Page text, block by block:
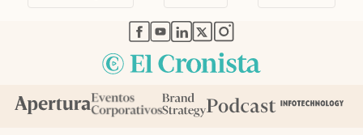
abre en nueva pestaña
abre en nueva pestaña
abre en nueva pestaña
abre en nueva pestaña
abre en nueva pestaña